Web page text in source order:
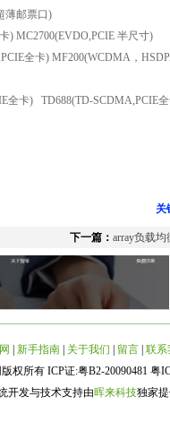
薄邮票口)
) MC2700(EVDO,PCIE 半尺寸)
全卡) MF200(WCDMA，
全卡) TD688(TD-SCDMA,PCIE
关
下一篇： array负载均
新手指南 关于我们 留言 联系
权所有 ICP证:粤B2-20090481 粤
开发与技术支持由晖来科技独家